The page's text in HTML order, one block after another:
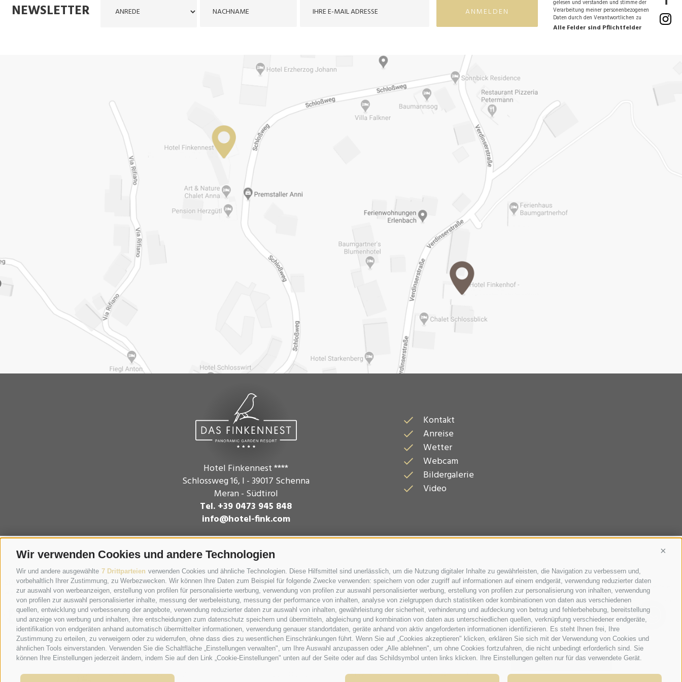
Wir verwenden Cookies und andere Technologien
Wir und andere ausgewählte 7 Drittparteien verwenden Cookies und ähnliche Technologien. Diese Hilfsmittel sind unerlässlich, um die Nutzung digitaler Inhalte zu gewährleisten, die Navigation zu verbessern und,
vorbehaltlich Ihrer Zustimmung, zu Werbezwecken. Wir können Ihre Daten zum Beispiel für folgende Zwecke verwenden: speichern von oder zugriff auf informationen auf einem endgerät, verwendung reduzierter daten
zur auswahl von werbeanzeigen, erstellung von profilen für personalisierte werbung, verwendung von profilen zur auswahl personalisierter werbung, erstellung von profilen zur personalisierung von inhalten, verwendung
von profilen zur auswahl personalisierter inhalte, messung der werbeleistung, messung der performance von inhalten, analyse von zielgruppen durch statistiken oder kombinationen von daten aus verschiedenen
quellen, entwicklung und verbesserung der angebote, verwendung reduzierter daten zur auswahl von inhalten, gewährleistung der sicherheit, verhinderung und aufdeckung von betrug und fehlerbehebung, bereitstellung
und anzeige von werbung und inhalten, ihre entscheidungen zum datenschutz speichern und übermitteln, abgleichung und kombination von daten aus unterschiedlichen quellen, verknüpfung verschiedener endgeräte,
identifikation von endgeräten anhand automatisch übermittelter informationen, verwendung genauer standortdaten, geräte anhand von aktiv angeforderten informationen identifizieren. Es steht Ihnen frei, Ihre
Zustimmung zu erteilen, zu verweigern oder zu widerrufen, ohne dass dies zu wesentlichen Einschränkungen führt. Wenn Sie auf „Cookies akzeptieren" klicken, erklären Sie sich mit der Verwendung von Cookies und
ähnlichen Tools einverstanden. Verwenden Sie die Schaltfläche „Einstellungen verwalten", um Ihre Auswahl anzupassen oder „Alle ablehnen", um ohne Cookies fortzufahren, die nicht unbedingt erforderlich sind. Sie
können Ihre Einstellungen jederzeit ändern, indem Sie auf den Link „Cookie-Einstellungen" unten auf der Seite oder auf das Schildsymbol unten links klicken. Ihre Einstellungen gelten nur für das verwendete Gerät.
Anreise Erw. Kinder
ANFRAGEN
NEWSLETTER ANMELDEN
gelesen und verstanden und stimme der
Verarbeitung meiner personenbezogenen
Daten durch den Verantwortlichen zu
Alle Felder sind Pflichtfelder
Hotel Finkennest ****
Schlossweg 16, I - 39017 Schenna
Meran - Südtirol
Tel. +39 0473 945 848
info@hotel-fink.com
Kontakt
Anreise
Wetter
Webcam
Bildergalerie
Video
Impressum Sitemap Newsletter
Newsletter abbestellen
Cookie-Richtlinie
Privacy
Cookie Präferenzen
UID: IT01474100219